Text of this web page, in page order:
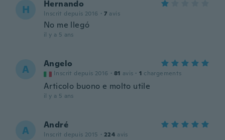
H Hernando
Inscrit depuis 2016 · 7 avis
No me llegó
il y a 5 ans
A Angelo
Inscrit depuis 2016 · 81 avis · 1 chargements
Articolo buono e molto utile
il y a 5 ans
A André
Inscrit depuis 2015 · 224 avis